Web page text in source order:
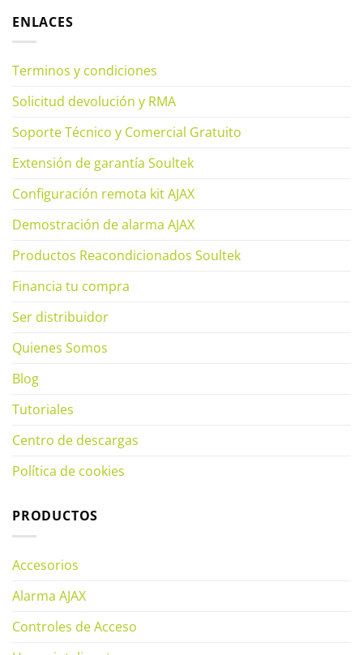
ENLACES
Terminos y condiciones
Solicitud devolución y RMA
Soporte Técnico y Comercial Gratuito
Extensión de garantía Soultek
Configuración remota kit AJAX
Demostración de alarma AJAX
Productos Reacondicionados Soultek
Financia tu compra
Ser distribuidor
Quienes Somos
Blog
Tutoriales
Centro de descargas
Política de cookies
PRODUCTOS
Accesorios
Alarma AJAX
Controles de Acceso